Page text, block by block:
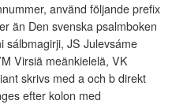
använd följande prefix
än Den svenska psalmboken
sálbmagirji, JS Julevsáme
Virsiä meänkielelä, VK
skrivs med a och b direkt
efter kolon med